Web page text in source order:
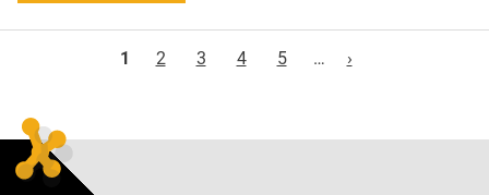
1
2 3 4 5 … ›